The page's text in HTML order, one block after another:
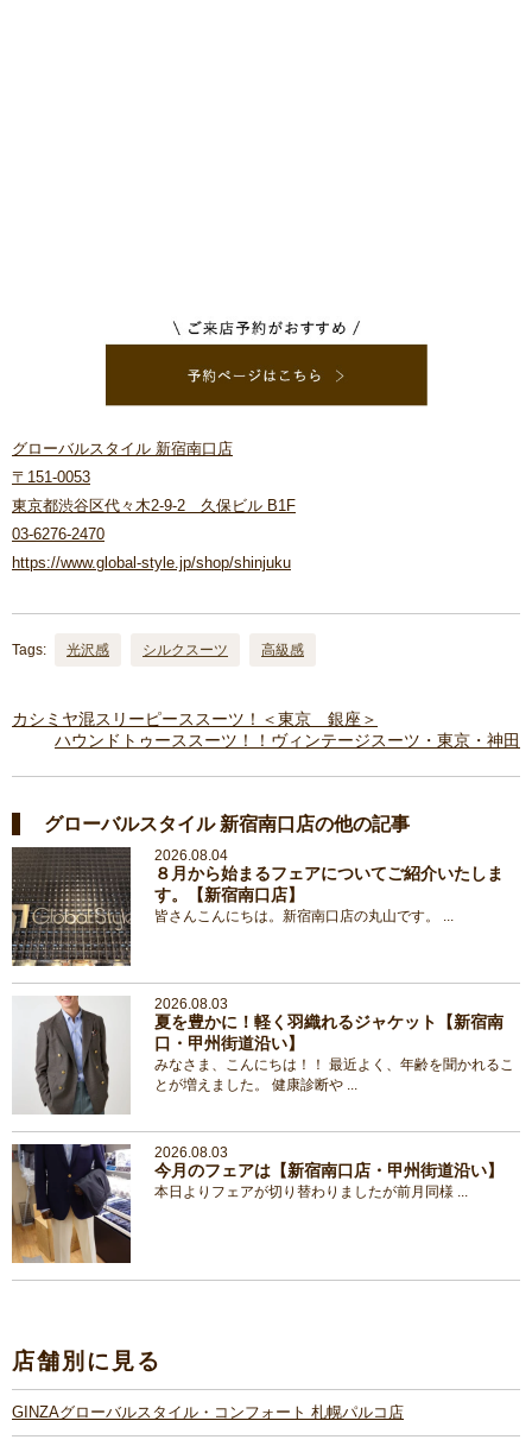
グローバルスタイル 新宿南口店
〒151-0053
東京都渋谷区代々木2-9-2 久保ビル B1F
03-6276-2470
https://www.global-style.jp/shop/shinjuku
Tags: 光沢感 シルクスーツ 高級感
カシミヤ混スリーピーススーツ！＜東京 銀座＞
ハウンドトゥーススーツ！！ヴィンテージスーツ・東京・神田
グローバルスタイル 新宿南口店の他の記事
2026.08.04
８月から始まるフェアについてご紹介いたしま
す。【新宿南口店】
皆さんこんにちは。新宿南口店の丸山です。 ...
2026.08.03
夏を豊かに！軽く羽織れるジャケット【新宿南
口・甲州街道沿い】
みなさま、こんにちは！！ 最近よく、年齢を聞かれるこ
とが増えました。 健康診断や ...
2026.08.03
今月のフェアは【新宿南口店・甲州街道沿い】
本日よりフェアが切り替わりましたが前月同様 ...
店舗別に見る
GINZAグローバルスタイル・コンフォート 札幌パルコ店